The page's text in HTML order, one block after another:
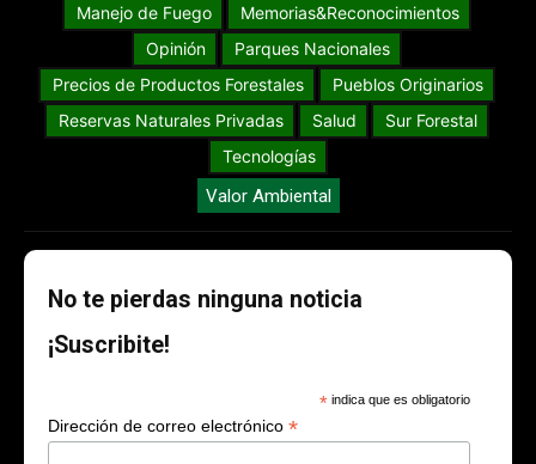
Manejo de Fuego
Memorias&Reconocimientos
Opinión
Parques Nacionales
Precios de Productos Forestales
Pueblos Originarios
Reservas Naturales Privadas
Salud
Sur Forestal
Tecnologías
Valor Ambiental
No te pierdas ninguna noticia
¡Suscribite!
* indica que es obligatorio
Dirección de correo electrónico *